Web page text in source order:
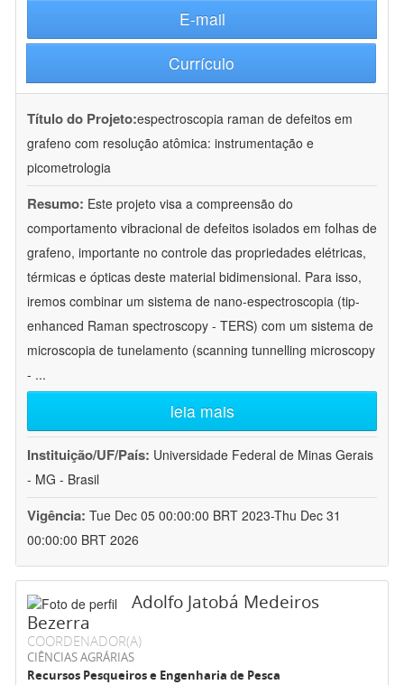
E-mail
Currículo
Título do Projeto:espectroscopia raman de defeitos em
grafeno com resolução atômica: instrumentação e
picometrologia
Resumo: Este projeto visa a compreensão do
comportamento vibracional de defeitos isolados em folhas de
grafeno, importante no controle das propriedades elétricas,
térmicas e ópticas deste material bidimensional. Para isso,
iremos combinar um sistema de nano-espectroscopia (tip-
enhanced Raman spectroscopy - TERS) com um sistema de
microscopia de tunelamento (scanning tunnelling microscopy
- ...
leia mais
Instituição/UF/País: Universidade Federal de Minas Gerais
- MG - Brasil
Vigência: Tue Dec 05 00:00:00 BRT 2023-Thu Dec 31
00:00:00 BRT 2026
Adolfo Jatobá Medeiros
Bezerra
COORDENADOR(A)
CIÊNCIAS AGRÁRIAS
Recursos Pesqueiros e Engenharia de Pesca